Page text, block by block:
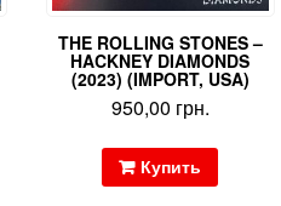
THE ROLLING STONES –
HACKNEY DIAMONDS
(2023) (IMPORT, USA)
950,00 грн.
Купить